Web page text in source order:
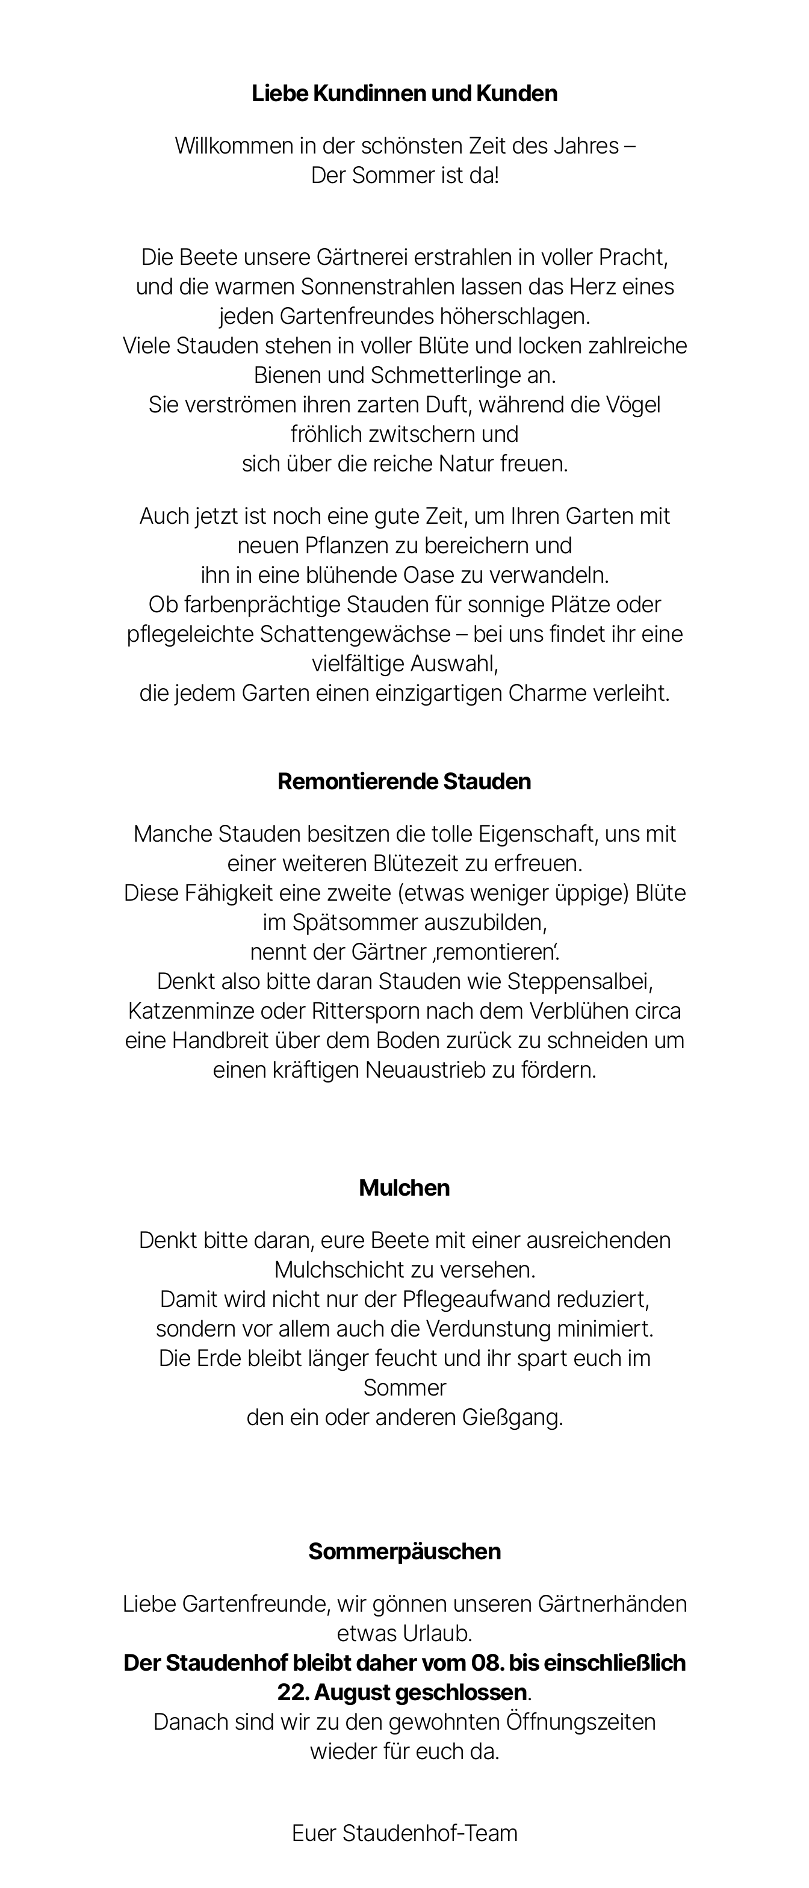
Liebe Kundinnen und Kunden
Willkommen in der schönsten Zeit des Jahres –
Der Sommer ist da!
Die Beete unsere Gärtnerei erstrahlen in voller Pracht,
und die warmen Sonnenstrahlen lassen das Herz eines
jeden Gartenfreundes höherschlagen.
Viele Stauden stehen in voller Blüte und locken zahlreiche
Bienen und Schmetterlinge an.
Sie verströmen ihren zarten Duft, während die Vögel
fröhlich zwitschern und
sich über die reiche Natur freuen.
Auch jetzt ist noch eine gute Zeit, um Ihren Garten mit
neuen Pflanzen zu bereichern und
ihn in eine blühende Oase zu verwandeln.
Ob farbenprächtige Stauden für sonnige Plätze oder
pflegeleichte Schattengewächse – bei uns findet ihr eine
vielfältige Auswahl,
die jedem Garten einen einzigartigen Charme verleiht.
Remontierende Stauden
Manche Stauden besitzen die tolle Eigenschaft, uns mit
einer weiteren Blütezeit zu erfreuen.
Diese Fähigkeit eine zweite (etwas weniger üppige) Blüte
im Spätsommer auszubilden,
nennt der Gärtner ‚remontieren‘.
Denkt also bitte daran Stauden wie Steppensalbei,
Katzenminze oder Rittersporn nach dem Verblühen circa
eine Handbreit über dem Boden zurück zu schneiden um
einen kräftigen Neuaustrieb zu fördern.
Mulchen
Denkt bitte daran, eure Beete mit einer ausreichenden
Mulchschicht zu versehen.
Damit wird nicht nur der Pflegeaufwand reduziert,
sondern vor allem auch die Verdunstung minimiert.
Die Erde bleibt länger feucht und ihr spart euch im
Sommer
den ein oder anderen Gießgang.
Sommerpäuschen
Liebe Gartenfreunde, wir gönnen unseren Gärtnerhänden
etwas Urlaub.
Der Staudenhof bleibt daher vom 08. bis einschließlich
22. August geschlossen.
Danach sind wir zu den gewohnten Öffnungszeiten
wieder für euch da.
Euer Staudenhof-Team